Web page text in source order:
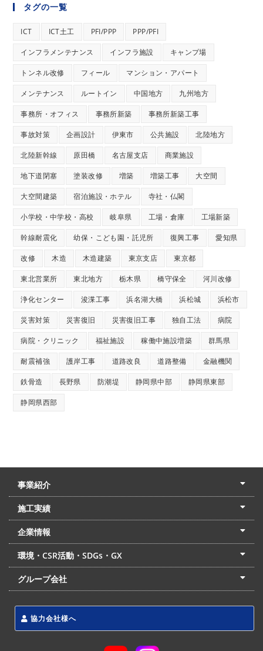
タグの一覧
ICT ICT土工 PFI/PPP PPP/PFI
インフラメンテナンス インフラ施設 キャンプ場
トンネル改修 フィール マンション・アパート
メンテナンス ルートイン 中国地方 九州地方
事務所・オフィス 事務所新築 事務所新築工事
事故対策 企画設計 伊東市 公共施設 北陸地方
北陸新幹線 原田橋 名古屋支店 商業施設
地下道閉塞 塗装改修 増築 増築工事 大空間
大空間建築 宿泊施設・ホテル 寺社・仏閣
小学校・中学校・高校 岐阜県 工場・倉庫 工場新築
幹線耐震化 幼保・こども園・託児所 復興工事 愛知県
改修 木造 木造建築 東京支店 東京都
東北営業所 東北地方 栃木県 橋守保全 河川改修
浄化センター 浚渫工事 浜名湖大橋 浜松城 浜松市
災害対策 災害復旧 災害復旧工事 独自工法 病院
病院・クリニック 福祉施設 稼働中施設増築 群馬県
耐震補強 護岸工事 道路改良 道路整備 金融機関
鉄骨造 長野県 防潮堤 静岡県中部 静岡県東部
静岡県西部
事業紹介
土木本部
建築本部
PPP・PFI
リフォーム・リノベーション
中村建設の家
施工実績
土木部門
建築部門
リフォーム部門
住宅部門
名古屋支店
東京支店
企業情報
会社概要
経営理念
沿革
リクルート
最新情報
お問合せ
環境・CSR活動・SDGs・GX
LSS流動化処理工法
CSR・SDGs・GX
発電事業
次世代ZEBオフィス
グループ会社
協力会社様へ